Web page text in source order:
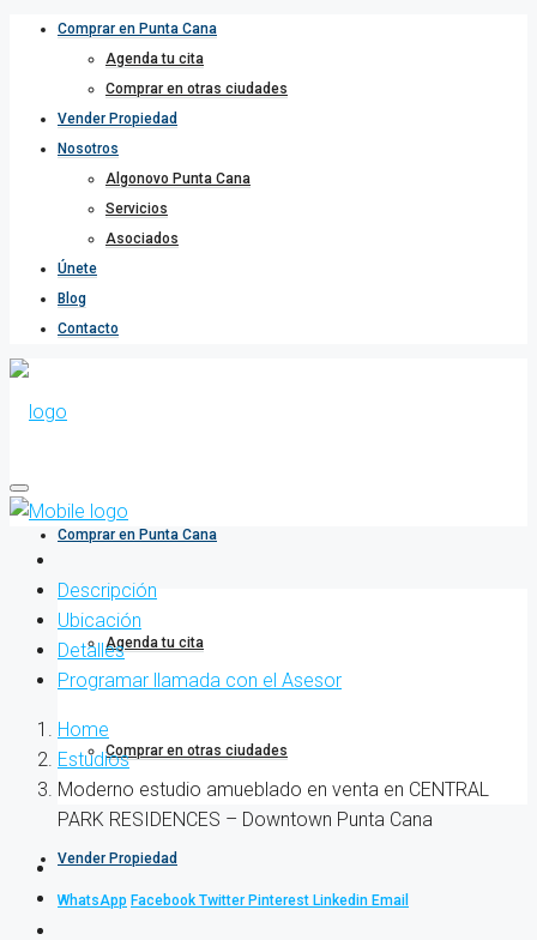
Comprar en Punta Cana
Agenda tu cita
Comprar en otras ciudades
Vender Propiedad
Nosotros
Algonovo Punta Cana
Servicios
Asociados
Únete
Blog
Contacto
Comprar en Punta Cana
Agenda tu cita
Comprar en otras ciudades
Vender Propiedad
Descripción
Ubicación
Detalles
Programar llamada con el Asesor
Home
Estudios
Moderno estudio amueblado en venta en CENTRAL
PARK RESIDENCES – Downtown Punta Cana
WhatsApp Facebook Twitter Pinterest Linkedin Email